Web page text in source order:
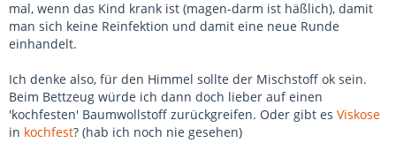
mal, wenn das Kind krank ist (magen-darm ist häßlich), damit
man sich keine Reinfektion und damit eine neue Runde
einhandelt.
Ich denke also, für den Himmel sollte der Mischstoff ok sein.
Beim Bettzeug würde ich dann doch lieber auf einen
'kochfesten' Baumwollstoff zurückgreifen. Oder gibt es Viskose
in kochfest? (hab ich noch nie gesehen)